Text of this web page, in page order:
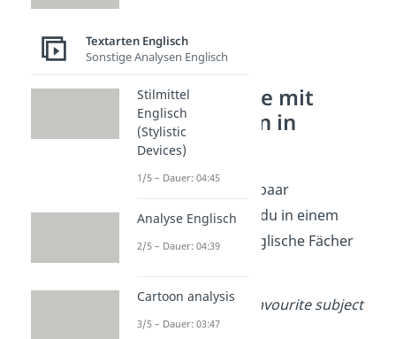
Beispielsätze mit
Schulfächern in
Englisch
Hier siehst du ein paar
Beispielsätze, die du in einem
Gespräch über englische Fächer
What is your favourite subject
in school?
Textarten Englisch
Sonstige Analysen Englisch
Stilmittel
Englisch
(Stylistic
Devices)
1/5 – Dauer: 04:45
Analyse Englisch
2/5 – Dauer: 04:39
Cartoon analysis
3/5 – Dauer: 03:47